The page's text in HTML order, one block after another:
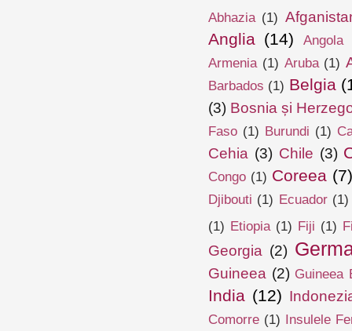
Abhazia (1)
Anglia (14) Angola
Armenia (1) Aruba (1)
Barbados (1) Belgia
(3) Bosnia și
Faso (1) Burundi (1)
Cehia (3) Chile (3)
Congo (1) Coreea
Djibouti (1) Ecuador (1)
(1) Etiopia (1) Fiji (1)
Georgia (2)
Guineea (2) Guineea
India (12)
Comorre (1) Insulele